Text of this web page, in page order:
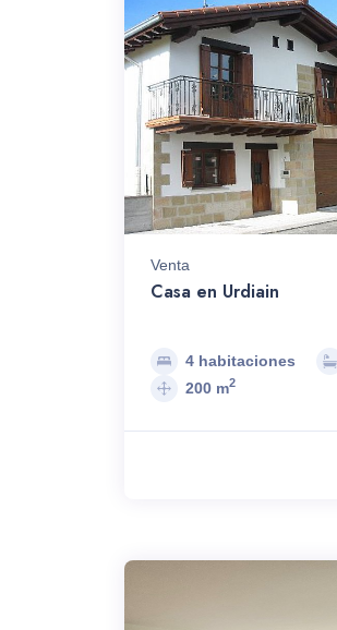
Venta
Casa en Urdiain
4 habitaciones
200 m2